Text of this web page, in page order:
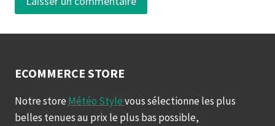
ECOMMERCE STORE
Notre store Météo Stylevous sélectionne les plus
belles tenues au prix le plus bas possible,